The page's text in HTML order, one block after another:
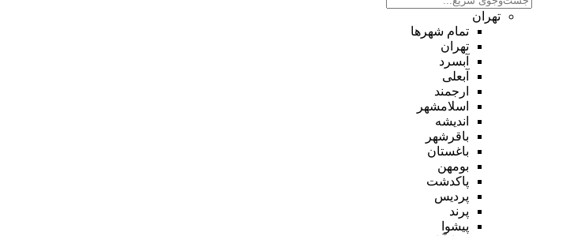
تهران
تمام شهر‌ها
تهران
آبسرد
آبعلی
ارجمند
اسلامشهر
اندیشه
باقرشهر
باغستان
بومهن
پاکدشت
پردیس
پرند
پیشوا